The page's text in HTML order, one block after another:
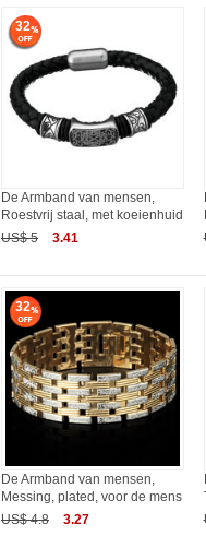
32
De Armband van mensen,
Roestvrij staal, met koeienhuid
US$ 5
3.41
32
De Armband van mensen,
Messing, plated, voor de mens
US$ 4.8
3.27